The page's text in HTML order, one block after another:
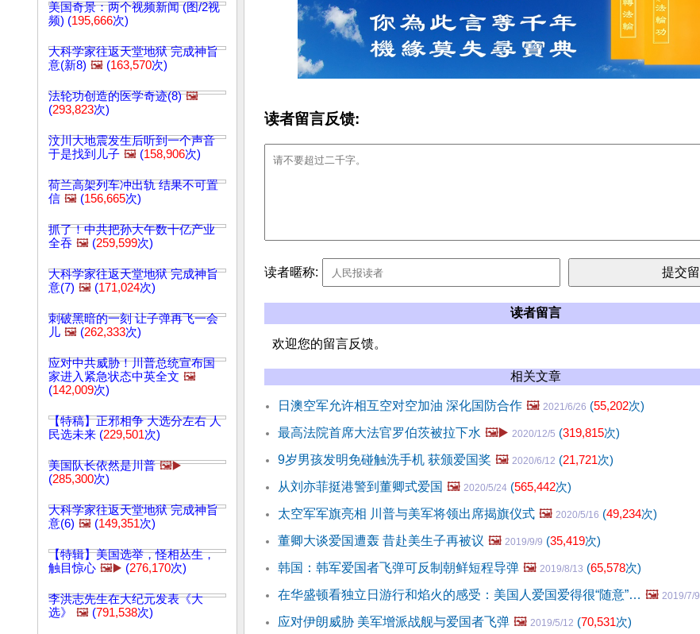
美国奇景：两个视频新闻 (图/2视
频) (195,666次)
大科学家往返天堂地狱 完成神旨
意(新8) 🖼️ (163,570次)
法轮功创造的医学奇迹(8) 🖼️
(293,823次)
汶川大地震发生后听到一个声音
于是找到儿子 🖼️ (158,906次)
荷兰高架列车冲出轨 结果不可置
信 🖼️ (156,665次)
抓了！中共把孙大午数十亿产业
全吞 🖼️ (259,599次)
大科学家往返天堂地狱 完成神旨
意(7) 🖼️ (171,024次)
刺破黑暗的一刻 让子弹再飞一会
儿 🖼️ (262,333次)
应对中共威胁！川普总统宣布国
家进入紧急状态中英全文 🖼️
(142,009次)
【特稿】正邪相争 大选分左右 人
民选未来 (229,501次)
美国队长依然是川普 🖼️▶️
(285,300次)
大科学家往返天堂地狱 完成神旨
意(6) 🖼️ (149,351次)
【特辑】美国选举，怪相丛生，
触目惊心 🖼️▶️ (276,170次)
李洪志先生在大纪元发表《大
选》
🖼️ (791,538次)
读者留言反馈:
读者暱称:
读者留言
欢迎您的留言反馈。
相关文章
日澳空军允许相互空对空加油 深化国防合作 🖼️ 2021/6/26 (55,202次)
最高法院首席大法官罗伯茨被拉下水 🖼️▶️ 2020/12/5 (319,815次)
9岁男孩发明免碰触洗手机 获颁爱国奖 🖼️ 2020/6/12 (21,721次)
从刘亦菲挺港警到董卿式爱国 🖼️ 2020/5/24 (565,442次)
太空军军旗亮相 川普与美军将领出席揭旗仪式 🖼️ 2020/5/16 (49,234次)
董卿大谈爱国遭轰 昔赴美生子再被议 🖼️ 2019/9/9 (35,419次)
韩国：韩军爱国者飞弹可反制朝鲜短程导弹 🖼️ 2019/8/13 (65,578次)
在华盛顿看独立日游行和焰火的感受：美国人爱国爱得很“随意”… 🖼️ 2019/7/9
应对伊朗威胁 美军增派战舰与爱国者飞弹 🖼️ 2019/5/12 (70,531次)